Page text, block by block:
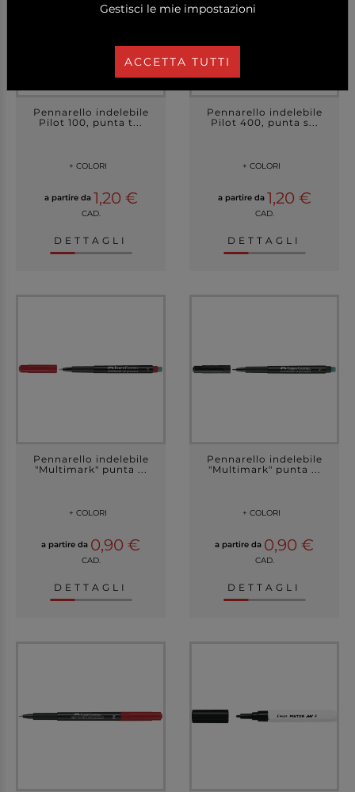
Pennarello indelebile
Pilot 100, punta t...
+ COLORI
a partire da 1,20 €
CAD.
DETTAGLI
Pennarello indelebile
Pilot 400, punta s...
+ COLORI
a partire da 1,20 €
CAD.
DETTAGLI
Pennarello indelebile
"Multimark" punta ...
+ COLORI
a partire da 0,90 €
CAD.
DETTAGLI
Pennarello indelebile
"Multimark" punta ...
+ COLORI
a partire da 0,90 €
CAD.
DETTAGLI
Gestisci le mie impostazioni
ACCETTA TUTTI